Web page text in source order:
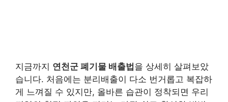
지금까지 연천군 폐기물 배출법 을 상세히 살펴보았
습니다. 처음에는 분리배출이 다소 번거롭고 복잡하
게 느껴질 수 있지만, 올바른 습관이 정착되면 우리